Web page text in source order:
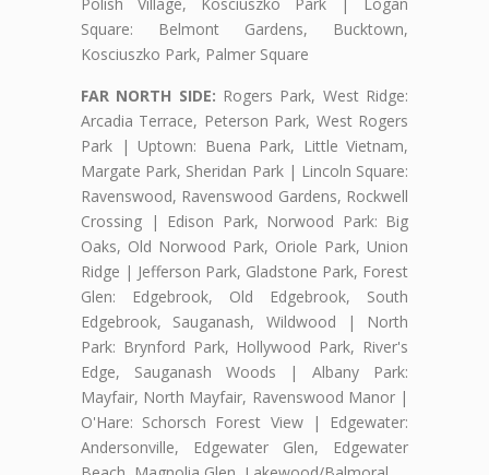
Polish Village, Kosciuszko Park | Logan
Square: Belmont Gardens, Bucktown,
Kosciuszko Park, Palmer Square
FAR NORTH SIDE: Rogers Park, West Ridge:
Arcadia Terrace, Peterson Park, West Rogers
Park | Uptown: Buena Park, Little Vietnam,
Margate Park, Sheridan Park | Lincoln Square:
Ravenswood, Ravenswood Gardens, Rockwell
Crossing | Edison Park, Norwood Park: Big
Oaks, Old Norwood Park, Oriole Park, Union
Ridge | Jefferson Park, Gladstone Park, Forest
Glen: Edgebrook, Old Edgebrook, South
Edgebrook, Sauganash, Wildwood | North
Park: Brynford Park, Hollywood Park, River's
Edge, Sauganash Woods | Albany Park:
Mayfair, North Mayfair, Ravenswood Manor |
O'Hare: Schorsch Forest View | Edgewater:
Andersonville, Edgewater Glen, Edgewater